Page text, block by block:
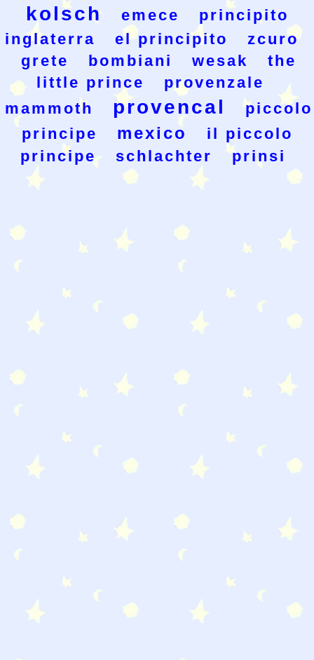
kolsch emece
principito
inglaterra
el principito
zcuro
grete
bombiani wesak
the
little prince
provenzale
mammoth
provencal
piccolo
principe
mexico
il piccolo
principe
schlachter prinsi